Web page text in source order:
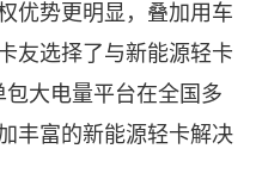
优势更明显，叠加用车
友选择了与新能源轻卡
包大电量平台在全国多
丰富的新能源轻卡解决